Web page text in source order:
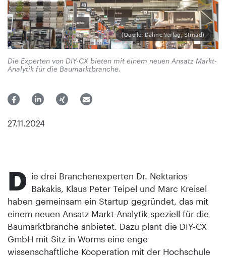
(Quelle: Dähne Verlag, Strnad)
Die Experten von DIY-CX bieten mit einem neuen Ansatz Markt-
Analytik für die Baumarktbranche.
27.11.2024
D ie drei Branchenexperten Dr. Nektarios
Bakakis, Klaus Peter Teipel und Marc Kreisel
haben gemeinsam ein Startup gegründet, das mit
einem neuen Ansatz Markt-Analytik speziell für die
Baumarktbranche anbietet. Dazu plant die DIY-CX
GmbH mit Sitz in Worms eine enge
wissenschaftliche Kooperation mit der Hochschule